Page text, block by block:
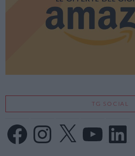
TG SOCIAL
FacebookInstagram
X LinkedIn